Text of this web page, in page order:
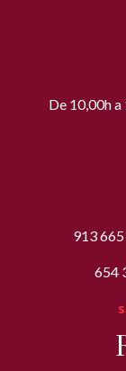
De 10,00h a
913
654